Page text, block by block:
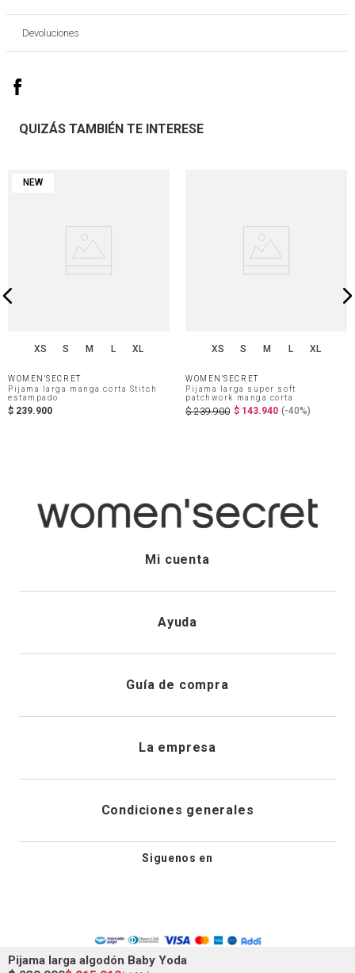
Pijama larga algodón Baby Yoda
Devoluciones
QUIZÁS TAMBIÉN TE INTERESE
NEW
XS S M L XL
WOMEN'SECRET
Pijama larga manga corta Stitch
estampado
$ 239.900
XS S M L XL
WOMEN'SECRET
Pijama larga super soft
patchwork manga corta
$ 239.900 $ 143.940 (-40%)
Mi cuenta
Registrarme
Historial de pedidos
Ayuda
Envíanos un email
Cambios, devoluciones y desistimiento
Guía de compra
Cuidado de prendas
La empresa
Tiendas
Condiciones generales
Aviso legal
Política de privacidad
Siguenos en